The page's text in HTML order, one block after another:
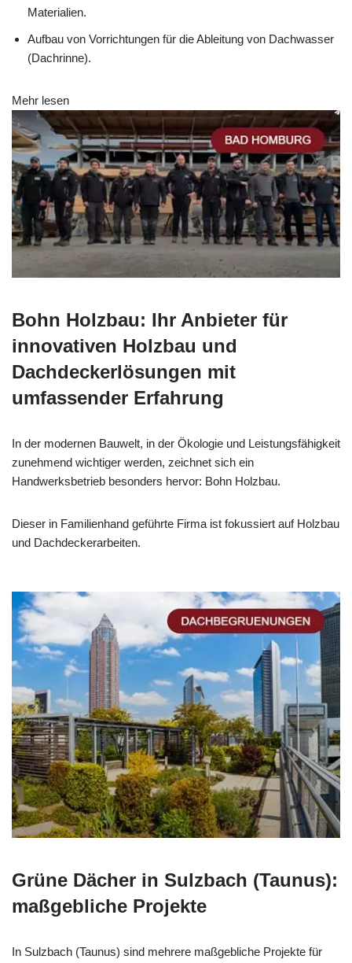
Materialien.
Aufbau von Vorrichtungen für die Ableitung von Dachwasser
(Dachrinne).
Mehr lesen
Bohn Holzbau: Ihr Anbieter für
innovativen Holzbau und
Dachdeckerlösungen mit
umfassender Erfahrung
In der modernen Bauwelt, in der Ökologie und Leistungsfähigkeit
zunehmend wichtiger werden, zeichnet sich ein
Handwerksbetrieb besonders hervor: Bohn Holzbau.
Dieser in Familienhand geführte Firma ist fokussiert auf Holzbau
und Dachdeckerarbeiten.
Grüne Dächer in Sulzbach (Taunus):
maßgebliche Projekte
In Sulzbach (Taunus) sind mehrere maßgebliche Projekte für